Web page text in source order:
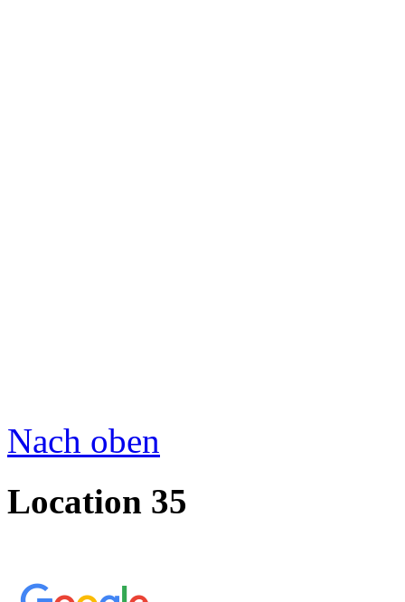
Nach oben
Location 35